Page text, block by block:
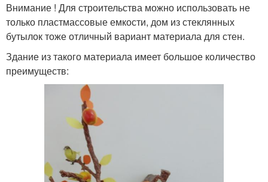
Внимание ! Для строительства можно использовать не
только пластмассовые емкости, дом из стеклянных
бутылок тоже отличный вариант материала для стен.
Здание из такого материала имеет большое количество
преимуществ: